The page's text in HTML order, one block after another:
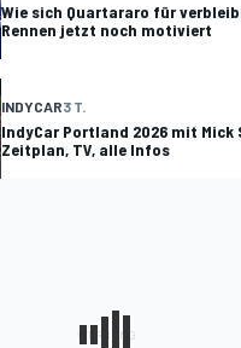
Wie sich Quartararo für
Rennen jetzt noch motiviert
INDYCAR3 T.
IndyCar Portland 2026 mit Mick
Zeitplan, TV, alle Infos